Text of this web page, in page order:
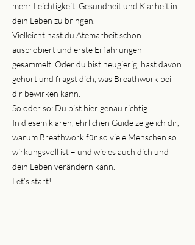
mehr Leichtigkeit, Gesundheit und Klarheit in
dein Leben zu bringen.
Vielleicht hast du Atemarbeit schon
ausprobiert und erste Erfahrungen
gesammelt. Oder du bist neugierig, hast davon
gehört und fragst dich, was Breathwork bei
dir bewirken kann.
So oder so: Du bist hier genau richtig.
In diesem klaren, ehrlichen Guide zeige ich dir,
warum Breathwork für so viele Menschen so
wirkungsvoll ist – und wie es auch dich und
dein Leben verändern kann.
Let’s start!